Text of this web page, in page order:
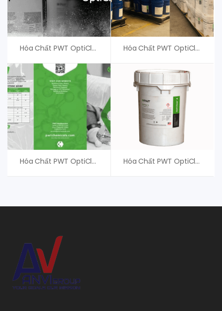
Hóa Chất PWT OptiClean G+, Hóa Chất Tẩy Màng RO Hóa Chất PWT OptiClean F – Hóa Chất CIP Màng RO
Hóa Chất PWT OptiClean N+, Hóa Chất CIP Màng Hóa Chất PWT OptiClean B+, Tẩy Rửa Màng RO